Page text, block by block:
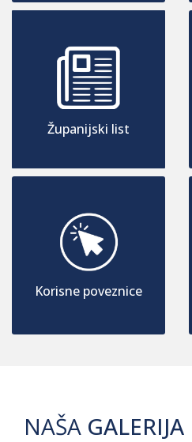
Županijski list
Korisne poveznice
NAŠA GALERIJA